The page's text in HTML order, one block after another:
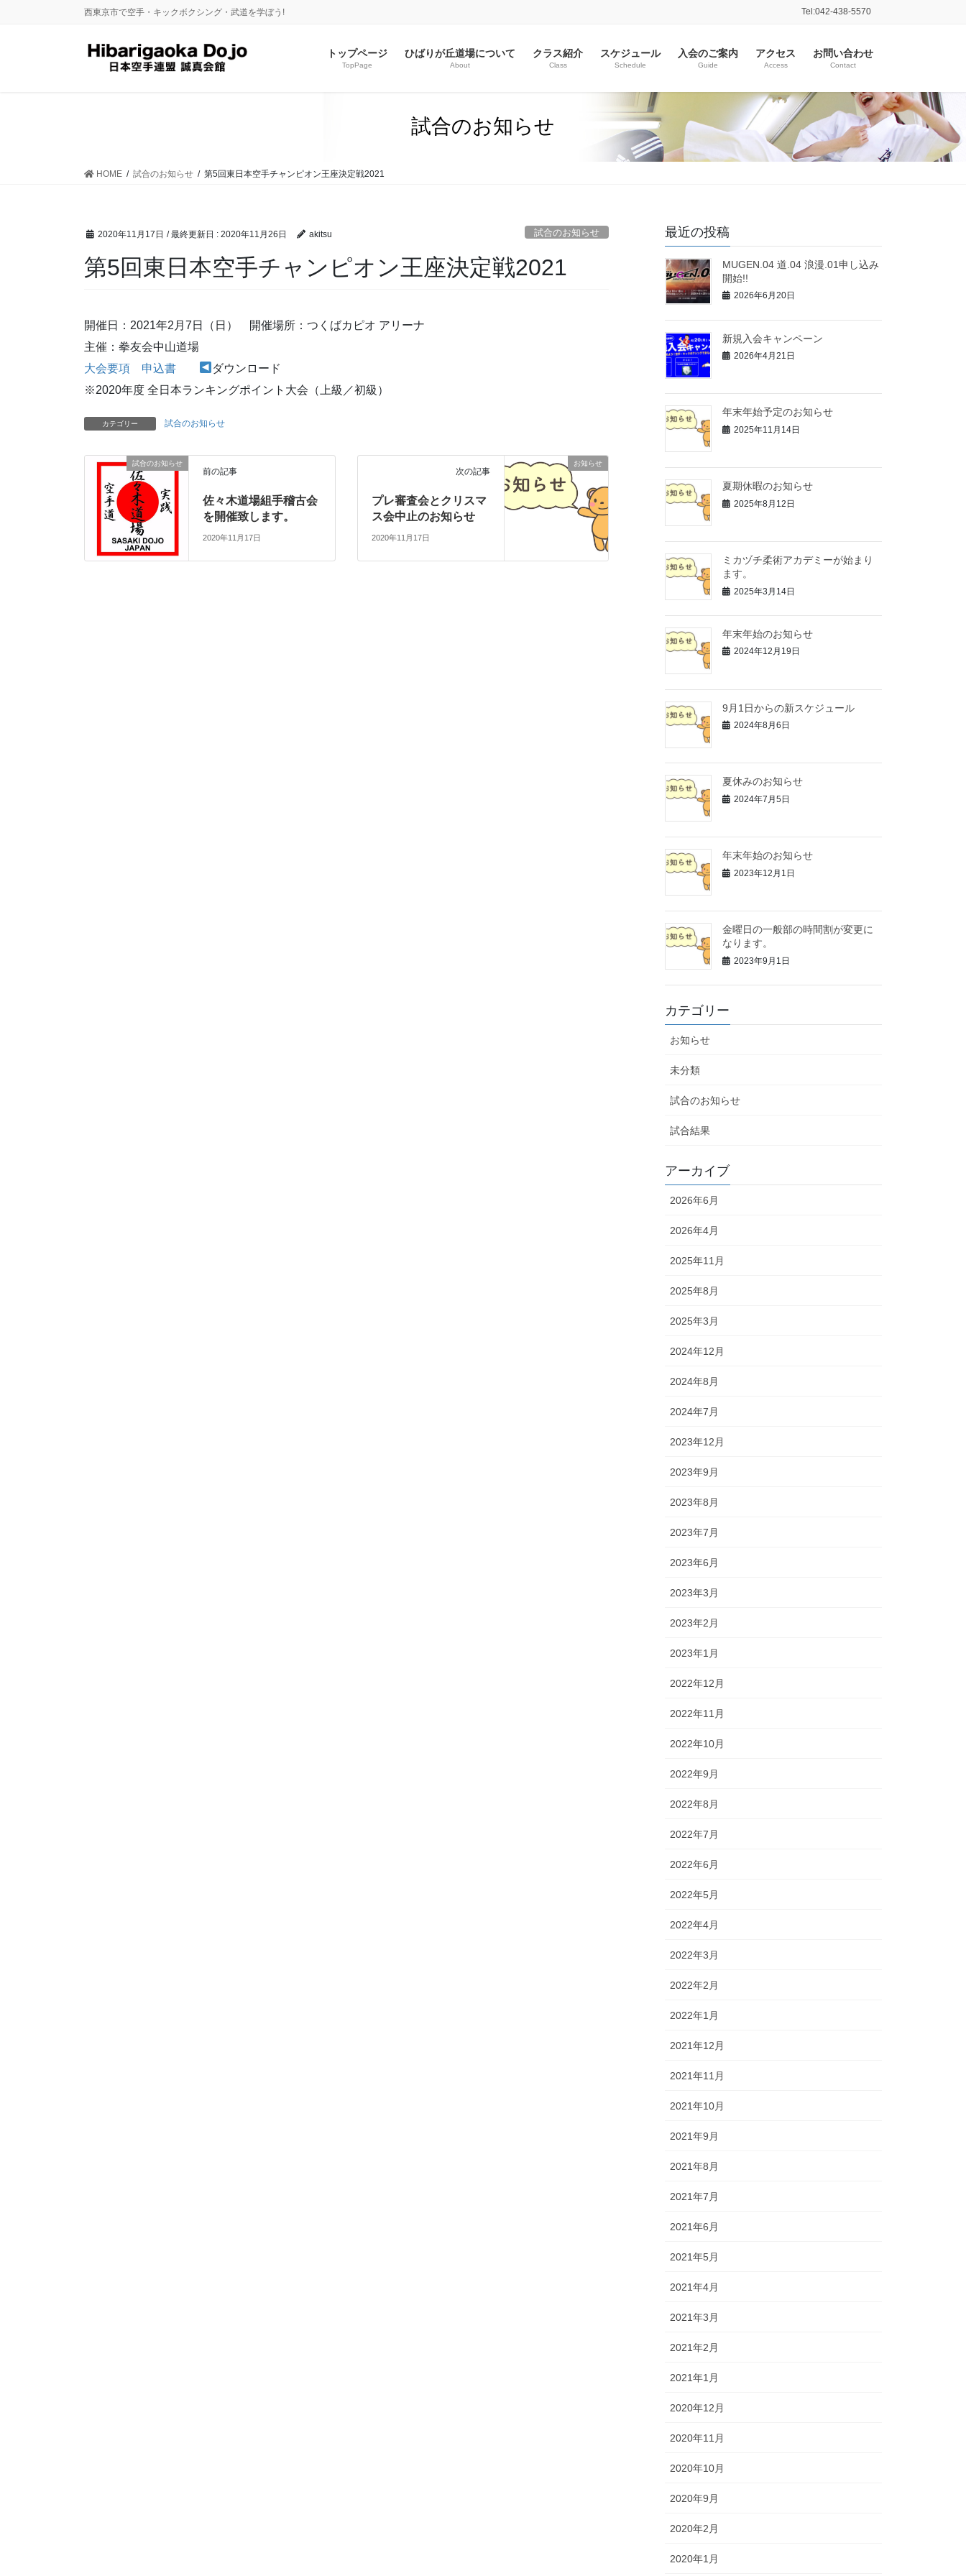
西東京市で空手・キックボクシング・武道を学ぼう! Tel:042-438-5570
トップページ
TopPage
ひばりが丘道場について
About
クラス紹介
Class
スケジュール
Schedule
入会のご案内
Guide
アクセス
Access
お問い合わせ
Contact
試合のお知らせ
HOME 試合のお知らせ 第5回東日本空手チャンピオン王座決定戦2021
2020年11月17日 / 最終更新日 : 2020年11月26日 akitsu 試合のお知らせ
第5回東日本空手チャンピオン王座決定戦2021
開催日：2021年2月7日（日） 開催場所：つくばカピオ アリーナ
主催：拳友会中山道場
大会要項
申込書
ダウンロード
※2020年度 全日本ランキングポイント大会（上級／初級）
カテゴリー 試合のお知らせ
試合のお知らせ
前の記事
佐々木道場組手稽古会
を開催致します。
2020年11月17日
お知らせ
次の記事
プレ審査会とクリスマ
ス会中止のお知らせ
2020年11月17日
最近の投稿
MUGEN.04 道.04 浪漫.01申し込み
開始!!
2026年6月20日
新規入会キャンペーン
2026年4月21日
年末年始予定のお知らせ
2025年11月14日
夏期休暇のお知らせ
2025年8月12日
ミカヅチ柔術アカデミーが始まり
ます。
2025年3月14日
年末年始のお知らせ
2024年12月19日
9月1日からの新スケジュール
2024年8月6日
夏休みのお知らせ
2024年7月5日
年末年始のお知らせ
2023年12月1日
金曜日の一般部の時間割が変更に
なります。
2023年9月1日
カテゴリー
お知らせ
未分類
試合のお知らせ
試合結果
アーカイブ
2026年6月
2026年4月
2025年11月
2025年8月
2025年3月
2024年12月
2024年8月
2024年7月
2023年12月
2023年9月
2023年8月
2023年7月
2023年6月
2023年3月
2023年2月
2023年1月
2022年12月
2022年11月
2022年10月
2022年9月
2022年8月
2022年7月
2022年6月
2022年5月
2022年4月
2022年3月
2022年2月
2022年1月
2021年12月
2021年11月
2021年10月
2021年9月
2021年8月
2021年7月
2021年6月
2021年5月
2021年4月
2021年3月
2021年2月
2021年1月
2020年12月
2020年11月
2020年10月
2020年9月
2020年2月
2020年1月